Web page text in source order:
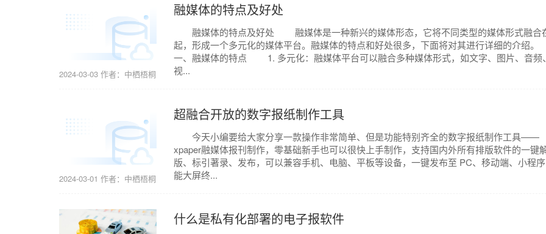
融媒体的特点及好处
融媒体的特点及好处 融媒体是一种新兴的媒体形态，它将不同类型的媒体形式融合
起，形成一个多元化的媒体平台。融媒体的特点和好处很多，下面将对其进行详细的介
一、融媒体的特点 1. 多元化：融媒体平台可以融合多种媒体形式，如文字、图片、音频
视...
2024-03-03 作者：中栖梧桐
超融合开放的数字报纸制作工具
今天小编要给大家分享一款操作非常简单、但是功能特别齐全的数字报纸制作工具——
xpaper融媒体报刊制作，零基础新手也可以很快上手制作，支持国内外所有排版软件的一键
版、标引著录、发布，可以兼容手机、电脑、平板等设备，一键发布至 PC、移动端、小程
能大屏终...
2024-03-01 作者：中栖梧桐
什么是私有化部署的电子报软件